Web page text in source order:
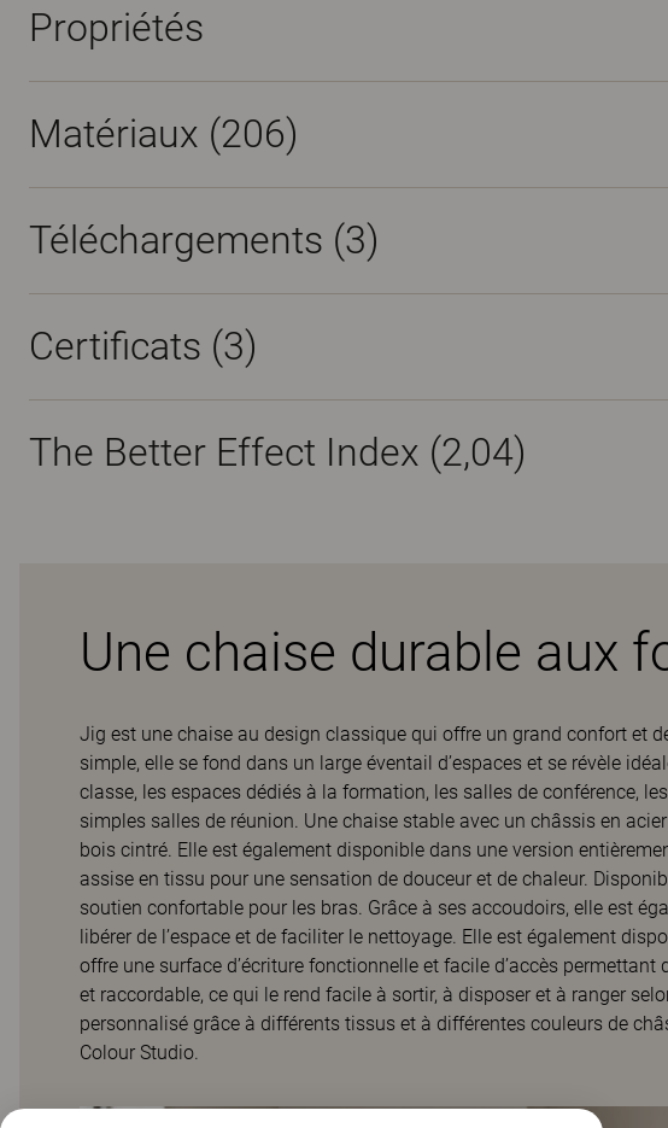
Propriétés
Matériaux (206)
Téléchargements (3)
Certificats (3)
The Better Effect Index (2,04)
Une chaise durable aux
Jig est une chaise au design classique qui offre un grand confort et
simple, elle se fond dans un large éventail d’espaces et se révèle
classe, les espaces dédiés à la formation, les salles de conférence,
simples salles de réunion. Une chaise stable avec un châssis en
bois cintré. Elle est également disponible dans une version
assise en tissu pour une sensation de douceur et de chaleur.
soutien confortable pour les bras. Grâce à ses accoudoirs, elle est
libérer de l’espace et de faciliter le nettoyage. Elle est également
offre une surface d’écriture fonctionnelle et facile d’accès
et raccordable, ce qui le rend facile à sortir, à disposer et à ranger
personnalisé grâce à différents tissus et à différentes couleurs de
Colour Studio.